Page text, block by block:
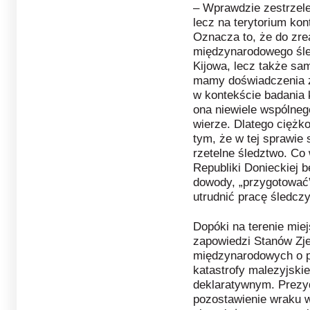
– Wprawdzie
lecz na terytorium
Oznacza to, że do
międzynarodowego
Kijowa, lecz także
mamy doświadczenia
w kontekście
ona niewiele
wierze. Dlatego
tym, że w tej sprawie
rzetelne śledztwo. Co
Republiki Donieckiej
dowody,
utrudnić pracę
Dopóki na terenie
zapowiedzi Stanów
międzynarodowych o
katastrofy
deklaratywnym.
pozostawienie wraku